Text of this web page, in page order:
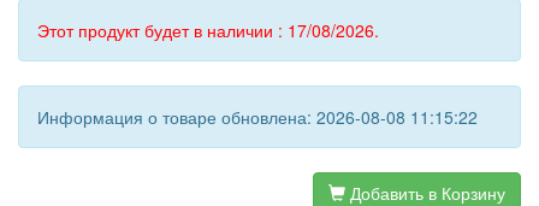
Этот продукт будет в наличии : 17/08/2026.
Информация о товаре обновлена: 2026-08-08 11:15:22
Добавить в Корзину